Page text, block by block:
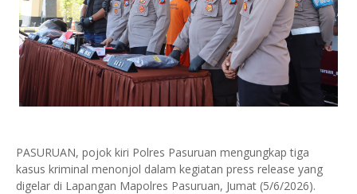
PASURUAN, pojok kiri Polres Pasuruan mengungkap tiga
kasus kriminal menonjol dalam kegiatan press release yang
digelar di Lapangan Mapolres Pasuruan, Jumat (5/6/2026).